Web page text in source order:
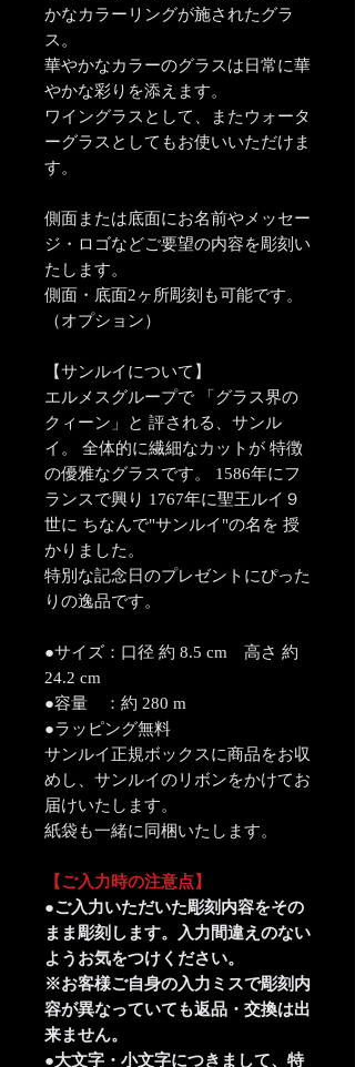
かなカラーリングが施されたグラ
ス。
華やかなカラーのグラスは日常に華
やかな彩りを添えます。
ワイングラスとして、またウォータ
ーグラスとしてもお使いいただけま
す。
側面または底面にお名前やメッセー
ジ・ロゴなどご要望の内容を彫刻い
たします。
側面・底面2ヶ所彫刻も可能です。
（オプション）
【サンルイについて】
エルメスグループで 「グラス界の
クィーン」と 評される、サンル
イ。 全体的に繊細なカットが 特徴
の優雅なグラスです。 1586年にフ
ランスで興り 1767年に聖王ルイ９
世に ちなんで"サンルイ"の名を 授
かりました。
特別な記念日のプレゼントにぴった
りの逸品です。
●サイズ：口径 約 8.5 cm 高さ 約
24.2 cm
●容量 ：約 280 m
●ラッピング無料
サンルイ正規ボックスに商品をお収
めし、サンルイのリボンをかけてお
届けいたします。
紙袋も一緒に同梱いたします。
【ご入力時の注意点】
●ご入力いただいた彫刻内容をその
まま彫刻します。入力間違えのない
ようお気をつけください。
※お客様ご自身の入力ミスで彫刻内
容が異なっていても返品・交換は出
来ません。
●大文字・小文字につきまして、特